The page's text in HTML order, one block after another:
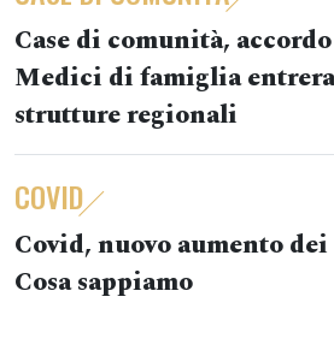
Case di comunità,
Medici di famiglia
strutture regionali
COVID
Covid, nuovo aumento
Cosa sappiamo